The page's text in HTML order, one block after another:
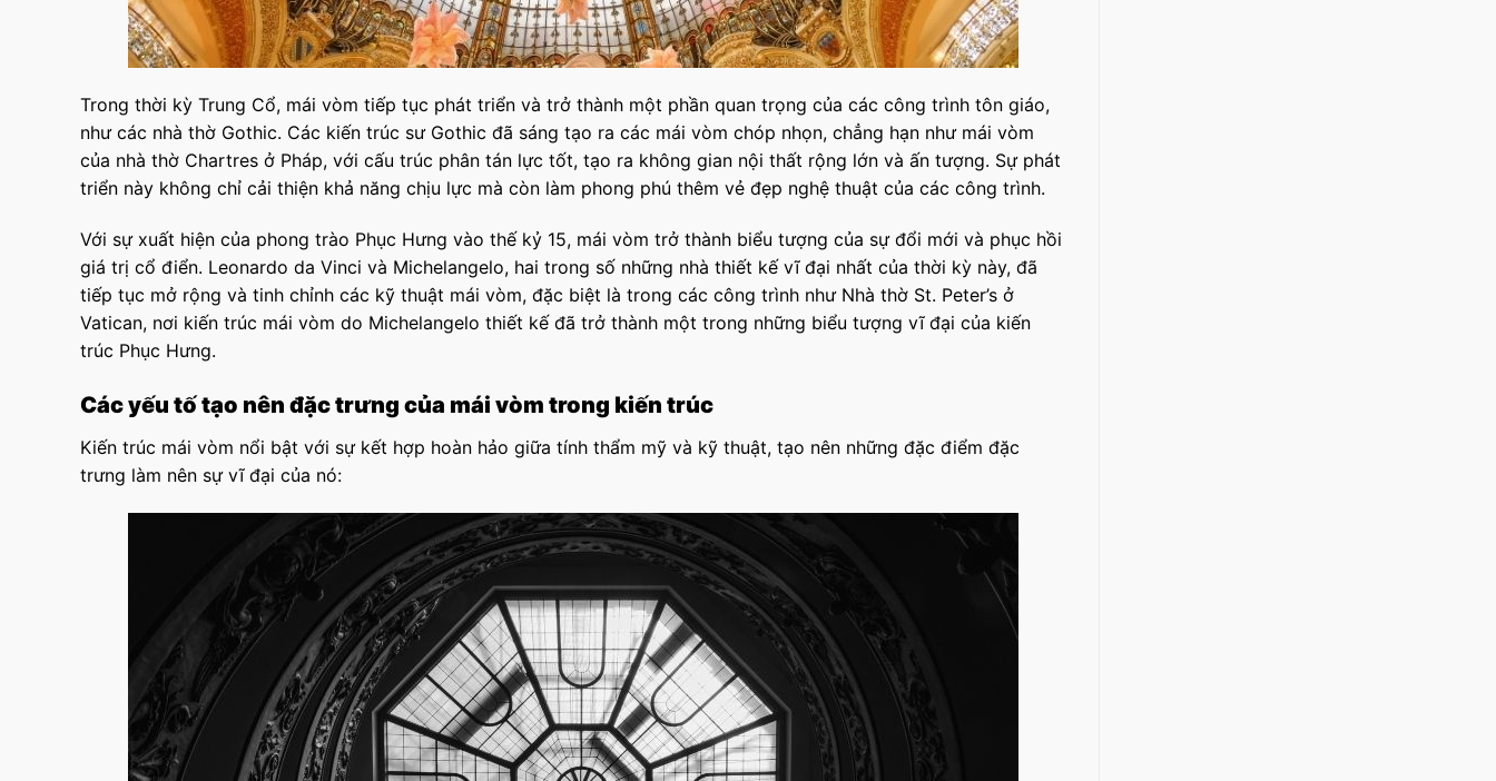
Trong thời kỳ Trung Cổ, mái vòm tiếp tục phát triển và trở thành một phần quan trọng của các công trình tôn giáo,
như các nhà thờ Gothic. Các kiến trúc sư Gothic đã sáng tạo ra các mái vòm chóp nhọn, chẳng hạn như mái vòm
của nhà thờ Chartres ở Pháp, với cấu trúc phân tán lực tốt, tạo ra không gian nội thất rộng lớn và ấn tượng. Sự phát
triển này không chỉ cải thiện khả năng chịu lực mà còn làm phong phú thêm vẻ đẹp nghệ thuật của các công trình.
Với sự xuất hiện của phong trào Phục Hưng vào thế kỷ 15, mái vòm trở thành biểu tượng của sự đổi mới và phục hồi
giá trị cổ điển. Leonardo da Vinci và Michelangelo, hai trong số những nhà thiết kế vĩ đại nhất của thời kỳ này, đã
tiếp tục mở rộng và tinh chỉnh các kỹ thuật mái vòm, đặc biệt là trong các công trình như Nhà thờ St. Peter’s ở
Vatican, nơi kiến trúc mái vòm do Michelangelo thiết kế đã trở thành một trong những biểu tượng vĩ đại của kiến
trúc Phục Hưng.
Các yếu tố tạo nên đặc trưng của mái vòm trong kiến trúc
Kiến trúc mái vòm nổi bật với sự kết hợp hoàn hảo giữa tính thẩm mỹ và kỹ thuật, tạo nên những đặc điểm đặc
trưng làm nên sự vĩ đại của nó: